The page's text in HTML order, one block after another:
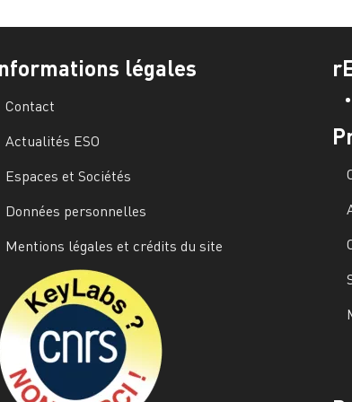
légales
Contact
Actualités ESO
Espaces et Sociétés
Données personnelles
Mentions légales et crédits du site